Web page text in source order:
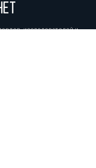
исследователей и